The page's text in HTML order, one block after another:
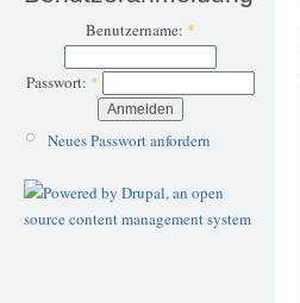
Benutzername: *
Passwort: *
Neues Passwort anfordern